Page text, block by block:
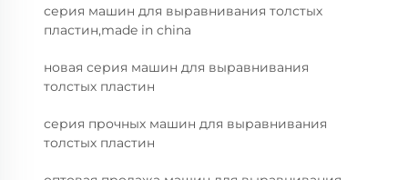
серия машин для выравнивания толстых
пластин,made in china
новая серия машин для выравнивания
толстых пластин
серия прочных машин для выравнивания
толстых пластин